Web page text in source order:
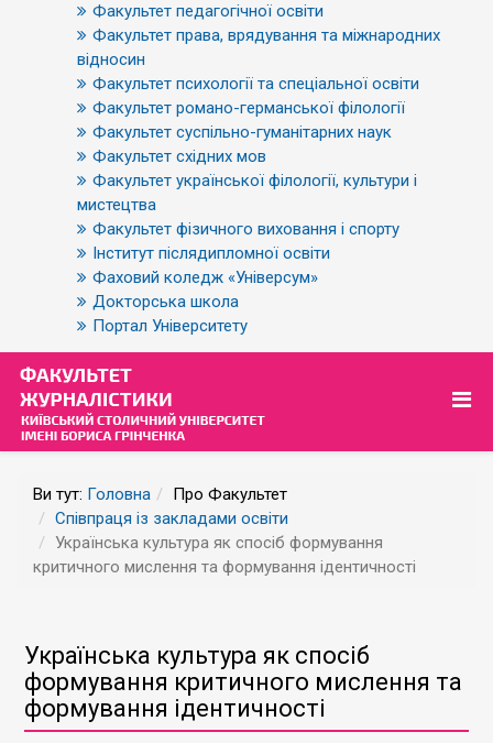
Факультет педагогічної освіти
Факультет права, врядування та міжнародних
відносин
Факультет психології та спеціальної освіти
Факультет романо-германської філології
Факультет суспільно-гуманітарних наук
Факультет східних мов
Факультет української філології, культури і
мистецтва
Факультет фізичного виховання і спорту
Інститут післядипломної освіти
Фаховий коледж «Універсум»
Докторська школа
Портал Університету
Ви тут: Головна
Про Факультет
Співпраця із закладами освіти
Українська культура як спосіб формування
критичного мислення та формування ідентичності
Українська культура як спосіб
формування критичного мислення та
формування ідентичності